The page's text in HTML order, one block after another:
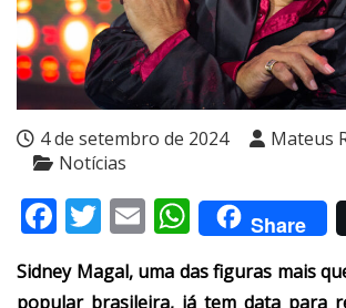
4 de setembro de 2024
Mateus
Notícias
Facebook
Twitter
Email Share
Sidney Magal, uma das figuras mais
popular brasileira, já tem data para